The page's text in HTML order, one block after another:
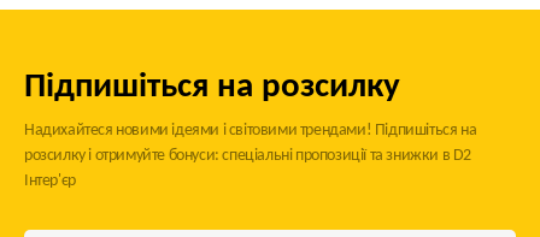
Підпишіться на розсилку
Надихайтеся новими ідеями і світовими трендами! Підпишіться на
розсилку і отримуйте бонуси: спеціальні пропозиції та знижки в D2
Інтер'єр